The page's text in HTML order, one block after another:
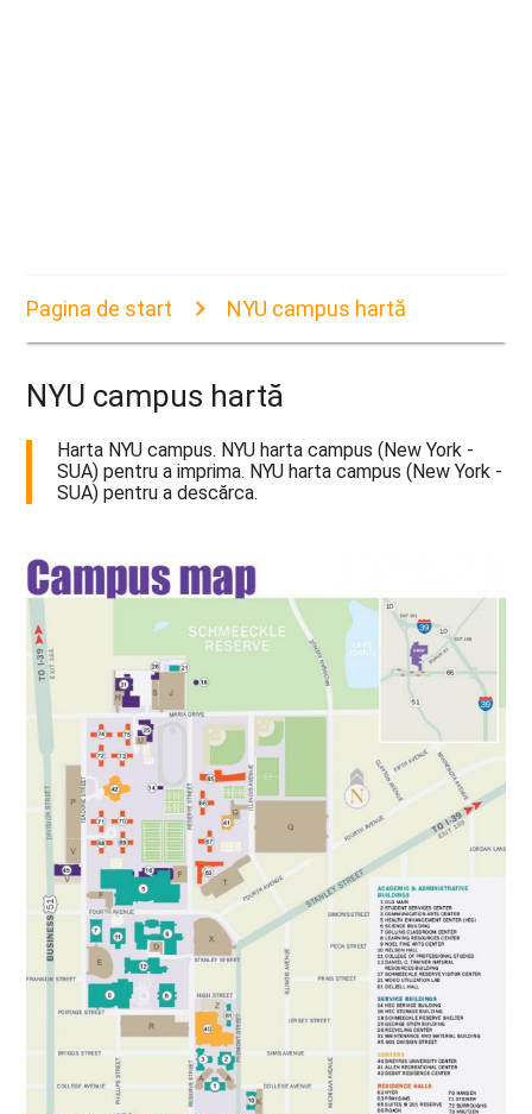
Pagina de start NYU campus hartă
NYU campus hartă
Harta NYU campus. NYU harta campus (New York -
SUA) pentru a imprima. NYU harta campus (New York -
SUA) pentru a descărca.